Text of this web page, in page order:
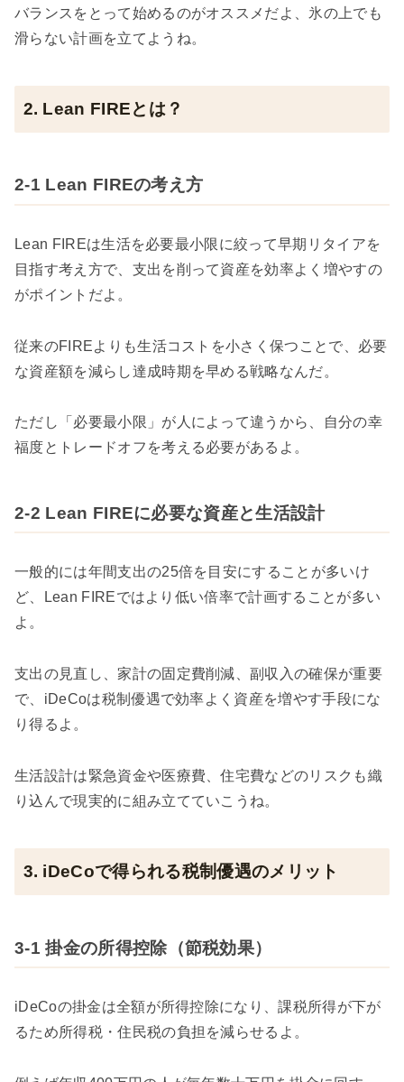
バランスをとって始めるのがオススメだよ、氷の上でも
滑らない計画を立てようね。
2. Lean FIREとは？
2-1 Lean FIREの考え方
Lean FIREは生活を必要最小限に絞って早期リタイアを
目指す考え方で、支出を削って資産を効率よく増やすの
がポイントだよ。
従来のFIREよりも生活コストを小さく保つことで、必要
な資産額を減らし達成時期を早める戦略なんだ。
ただし「必要最小限」が人によって違うから、自分の幸
福度とトレードオフを考える必要があるよ。
2-2 Lean FIREに必要な資産と生活設計
一般的には年間支出の25倍を目安にすることが多いけ
ど、Lean FIREではより低い倍率で計画することが多い
よ。
支出の見直し、家計の固定費削減、副収入の確保が重要
で、iDeCoは税制優遇で効率よく資産を増やす手段にな
り得るよ。
生活設計は緊急資金や医療費、住宅費などのリスクも織
り込んで現実的に組み立てていこうね。
3. iDeCoで得られる税制優遇のメリット
3-1 掛金の所得控除（節税効果）
iDeCoの掛金は全額が所得控除になり、課税所得が下が
るため所得税・住民税の負担を減らせるよ。